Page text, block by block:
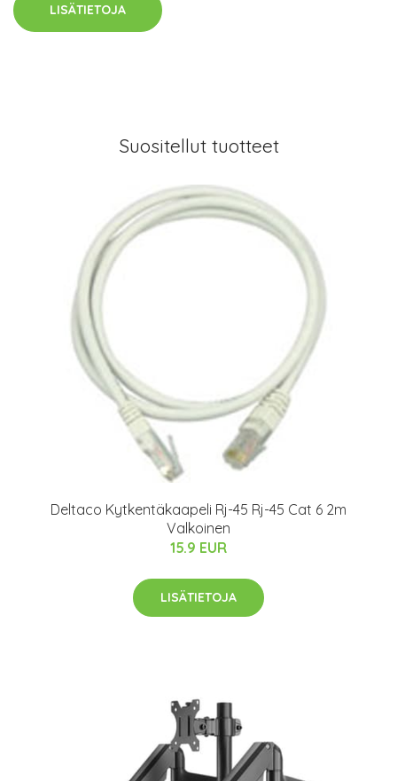
LISÄTIETOJA
Suositellut tuotteet
Deltaco Kytkentäkaapeli Rj-45 Rj-45 Cat 6 2m
Valkoinen
15.9 EUR
LISÄTIETOJA